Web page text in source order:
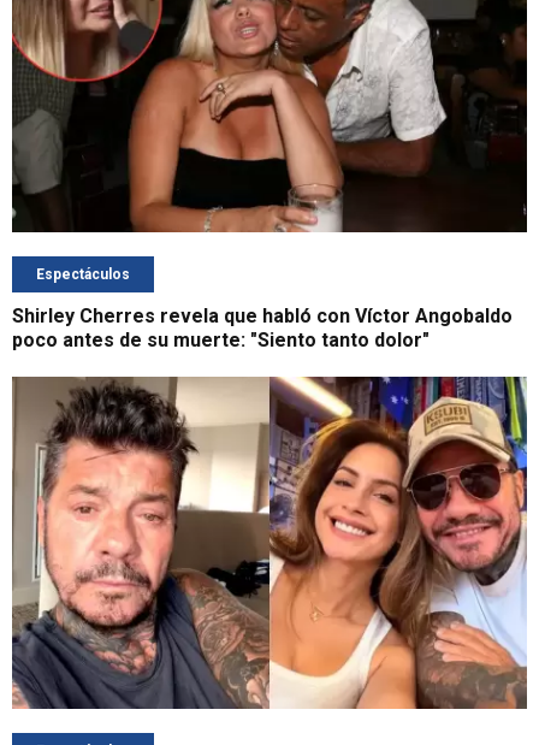
Espectáculos
Shirley Cherres revela que habló con Víctor Angobaldo
poco antes de su muerte: "Siento tanto dolor"